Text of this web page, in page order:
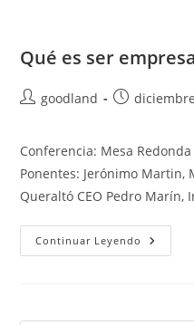
Qué es ser
Autor
entrada:
goodland
Publicación
entrada:
Conferencia: Mesa
Ponentes: Jerónimo Martin,
Queraltó CEO Pedro Marín,
Continuar Leyendo Qué
Es